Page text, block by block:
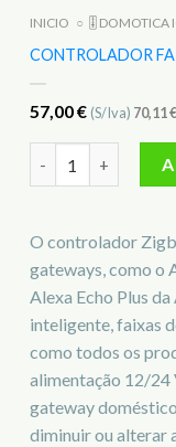
INICIO ○ 🎚️ DOMOTICA
CONTROLADOR
57,00€ (S/Iva) 70,11€
O controlador
gateways, como o
Alexa Echo Plus
inteligente, faixas
como todos os
alimentação 12/24
gateway
diminuir ou alterar